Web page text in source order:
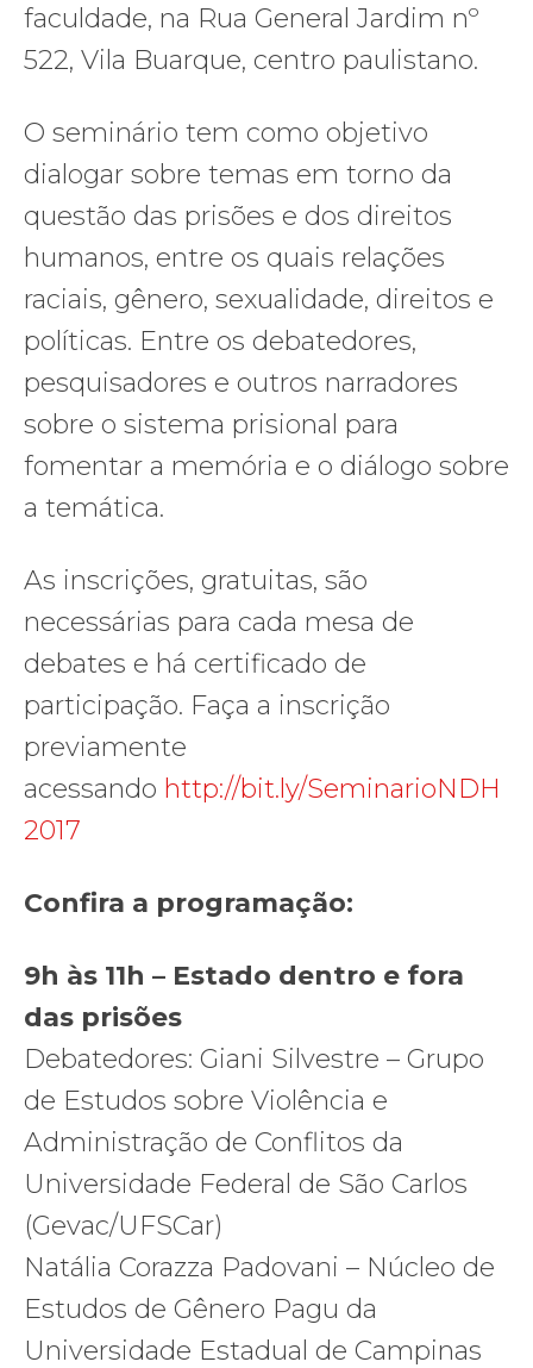
faculdade, na Rua General Jardim nº
522, Vila Buarque, centro paulistano.
O seminário tem como objetivo
dialogar sobre temas em torno da
questão das prisões e dos direitos
humanos, entre os quais relações
raciais, gênero, sexualidade, direitos e
políticas. Entre os debatedores,
pesquisadores e outros narradores
sobre o sistema prisional para
fomentar a memória e o diálogo sobre
a temática.
As inscrições, gratuitas, são
necessárias para cada mesa de
debates e há certificado de
participação. Faça a inscrição
previamente
acessando http://bit.ly/SeminarioNDH
2017
Confira a programação:
9h às 11h – Estado dentro e fora
das prisões
Debatedores: Giani Silvestre – Grupo
de Estudos sobre Violência e
Administração de Conflitos da
Universidade Federal de São Carlos
(Gevac/UFSCar)
Natália Corazza Padovani – Núcleo de
Estudos de Gênero Pagu da
Universidade Estadual de Campinas